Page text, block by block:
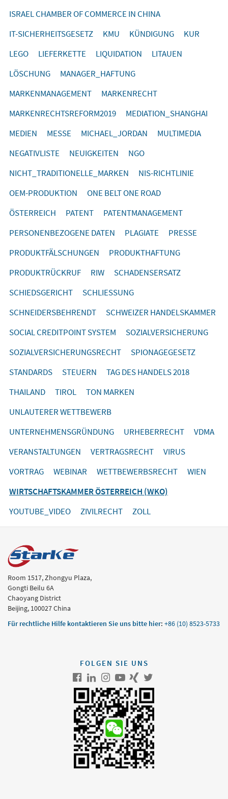
ISRAEL CHAMBER OF COMMERCE IN CHINA
IT-SICHERHEITSGESETZ
KMU KÜNDIGUNG
KUR
LEGO
LIEFERKETTE LIQUIDATION
LITAUEN
LÖSCHUNG
MANAGER_HAFTUNG
MARKENMANAGEMENT
MARKENRECHT
MARKENRECHTSREFORM2019
MEDIATION_SHANGHAI
MEDIEN
MESSE MICHAEL_JORDAN
MULTIMEDIA
NEGATIVLISTE
NEUIGKEITEN
NGO
NICHT_TRADITIONELLE_MARKEN
NIS-RICHTLINIE
OEM-PRODUKTION
ONE BELT ONE ROAD
ÖSTERREICH
PATENT
PATENTMANAGEMENT
PERSONENBEZOGENE DATEN
PLAGIATE
PRESSE
PRODUKTFÄLSCHUNGEN
PRODUKTHAFTUNG
PRODUKTRÜCKRUF
RIW
SCHADENSERSATZ
SCHIEDSGERICHT
SCHLIESSUNG
SCHNEIDERSBEHRENDT
SCHWEIZER HANDELSKAMMER
SOCIAL CREDITPOINT SYSTEM
SOZIALVERSICHERUNG
SOZIALVERSICHERUNGSRECHT
SPIONAGEGESETZ
STANDARDS
STEUERN
TAG DES HANDELS 2018
THAILAND
TIROL
TON MARKEN
UNLAUTERER WETTBEWERB
UNTERNEHMENSGRÜNDUNG
URHEBERRECHT
VDMA
VERANSTALTUNGEN
VERTRAGSRECHT
VIRUS
VORTRAG
WEBINAR WETTBEWERBSRECHT
WIEN
WIRTSCHAFTSKAMMER ÖSTERREICH (WKO)
YOUTUBE_VIDEO
ZIVILRECHT ZOLL
Room 1517, Zhongyu Plaza,
Gongti Beilu 6A
Chaoyang District
Beijing, 100027 China
Für rechtliche Hilfe kontaktieren Sie uns bitte hier: +86 (10) 8523-5733
FOLGEN SIE UNS